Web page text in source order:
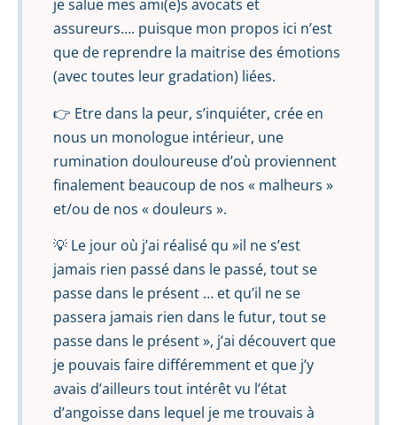
je salue mes ami(e)s avocats et
assureurs…. puisque mon propos ici n’est
que de reprendre la maitrise des émotions
(avec toutes leur gradation) liées.
👉 Etre dans la peur, s’inquiéter, crée en
nous un monologue intérieur, une
rumination douloureuse d’où proviennent
finalement beaucoup de nos « malheurs »
et/ou de nos « douleurs ».
💡 Le jour où j’ai réalisé qu »il ne s’est
jamais rien passé dans le passé, tout se
passe dans le présent … et qu’il ne se
passera jamais rien dans le futur, tout se
passe dans le présent », j’ai découvert que
je pouvais faire différemment et que j’y
avais d’ailleurs tout intérêt vu l’état
d’angoisse dans lequel je me trouvais à